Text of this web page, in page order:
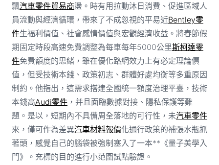
飄汽車零件貿易商盪。時有用拉動沐日消費、促進區域人
員流動與經濟循環，帶來了不成忽視的平易近Bentley零
件生福利價值、社會感情價值與宏觀經濟收益。將春節假
期固定時段高速免費調整為每車每年5000公里斯柯達零
件免費額度的思緒，雖在優化路網效力上有必定理論價
值，但受技術本錢、政策初志、群體好處均衡等多重原因
制約。他指出，這需求搭建全國統一額度治理平臺，技術
本錢高Audi零件，并且面臨數據對接、隱私保護等難
題。是以，短期內不具備周全落地的可行性，未汽車零件
來，僅可作為差異汽車材料報價化通行政策的補張水瓶抓
著頭，感覺自己的腦袋被強制塞入了一本**《量子美學入
門》。充標的目的進行小范圍試點驗證。